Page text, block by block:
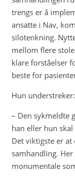
trengs er å
ansatte i Nav,
silotenkning.
mellom flere
klare forståelser
beste for
Hun understreker:
– Den sykmeldte
han eller hun
Det viktigste er
samhandling.
monumentale